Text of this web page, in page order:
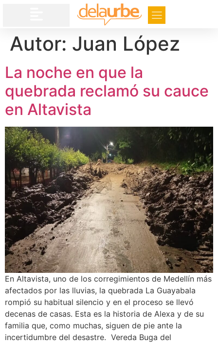
Autor: Juan López
La noche en que la
quebrada reclamó su cauce
en Altavista
En Altavista, uno de los corregimientos de Medellín más
afectados por las lluvias, la quebrada La Guayabala
rompió su habitual silencio y en el proceso se llevó
decenas de casas. Esta es la historia de Alexa y de su
familia que, como muchas, siguen de pie ante la
incertidumbre del desastre. Vereda Buga del